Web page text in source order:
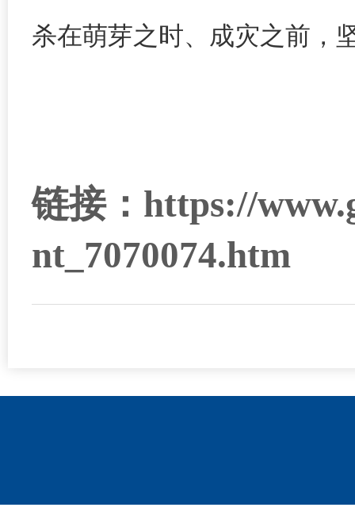
杀在萌芽之时、成灾之前，
链接：https://
nt_7070074.htm